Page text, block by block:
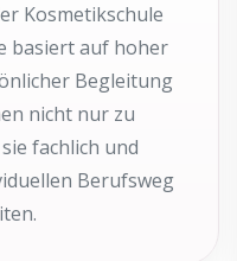
Kosmetikschule
basiert auf hoher
Begleitung
nicht nur zu
fachlich und
Berufsweg